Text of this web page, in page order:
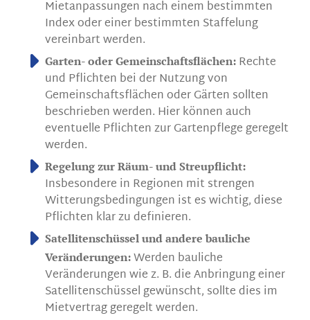
Mietanpassungen nach einem bestimmten
Index oder einer bestimmten Staffelung
vereinbart werden.
Garten- oder Gemeinschaftsflächen: Rechte
und Pflichten bei der Nutzung von
Gemeinschaftsflächen oder Gärten sollten
beschrieben werden. Hier können auch
eventuelle Pflichten zur Gartenpflege geregelt
werden.
Regelung zur Räum- und Streupflicht:
Insbesondere in Regionen mit strengen
Witterungsbedingungen ist es wichtig, diese
Pflichten klar zu definieren.
Satellitenschüssel und andere bauliche
Veränderungen:Werden bauliche
Veränderungen wie z. B. die Anbringung einer
Satellitenschüssel gewünscht, sollte dies im
Mietvertrag geregelt werden.